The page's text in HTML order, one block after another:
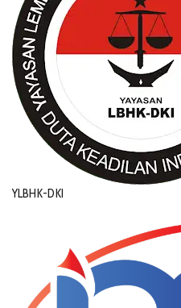
YLBHK-DKI